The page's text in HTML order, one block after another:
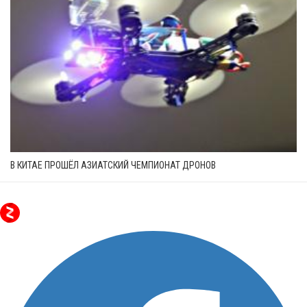
В КИТАЕ ПРОШЁЛ АЗИАТСКИЙ ЧЕМПИОНАТ ДРОНОВ